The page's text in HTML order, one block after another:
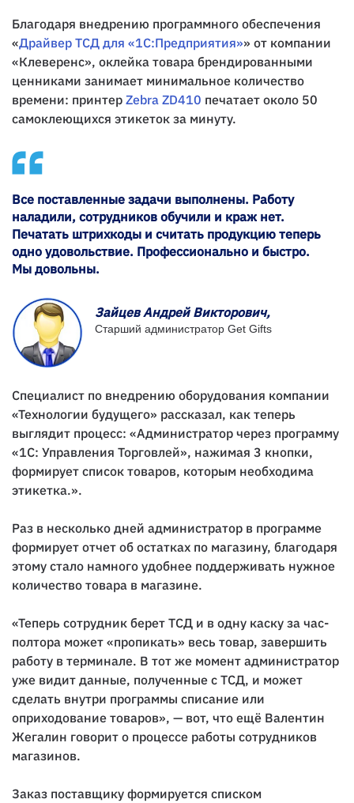
Благодаря внедрению программного обеспечения
«Драйвер ТСД для «1С:Предприятия»» от компании
«Клеверенс», оклейка товара брендированными
ценниками занимает минимальное количество
времени: принтер Zebra ZD410 печатает около 50
самоклеющихся этикеток за минуту.
Все поставленные задачи выполнены. Работу
наладили, сотрудников обучили и краж нет.
Печатать штрихкоды и считать продукцию теперь
одно удовольствие. Профессионально и быстро.
Мы довольны.
Зайцев Андрей Викторович,
Старший администратор Get Gifts
Специалист по внедрению оборудования компании
«Технологии будущего» рассказал, как теперь
выглядит процесс: «Администратор через программу
«1С: Управления Торговлей», нажимая 3 кнопки,
формирует список товаров, которым необходима
этикетка.».
Раз в несколько дней администратор в программе
формирует отчет об остатках по магазину, благодаря
этому стало намного удобнее поддерживать нужное
количество товара в магазине.
«Теперь сотрудник берет ТСД и в одну каску за час-
полтора может «пропикать» весь товар, завершить
работу в терминале. В тот же момент администратор
уже видит данные, полученные с ТСД, и может
сделать внутри программы списание или
оприходование товаров», — вот, что ещё Валентин
Жегалин говорит о процессе работы сотрудников
магазинов.
Заказ поставщику формируется списком